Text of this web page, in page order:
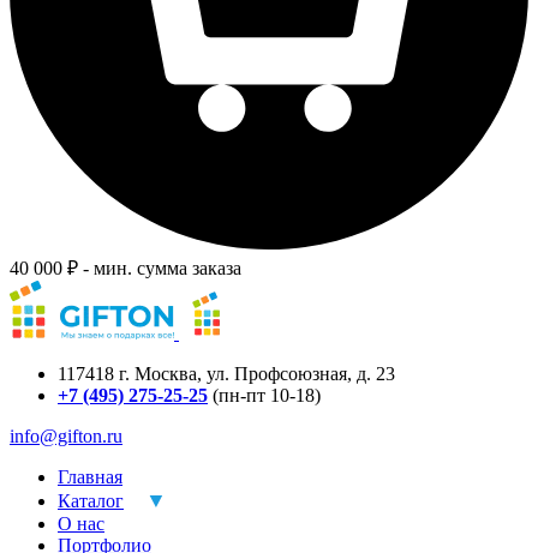
40 000 ₽ - мин. сумма заказа
117418 г. Москва, ул. Профсоюзная, д. 23
+7 (495) 275-25-25 (пн-пт 10-18)
info@gifton.ru
Главная
Каталог
О нас
Портфолио